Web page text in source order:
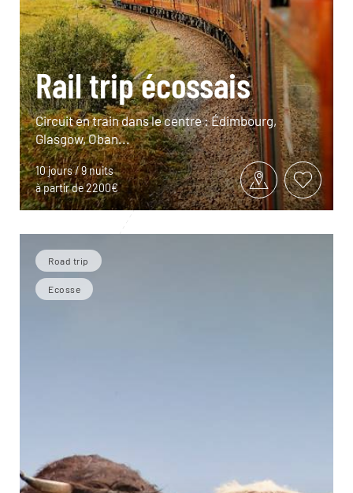
Rail trip écossais
Circuit en train dans le centre : Édimbourg,
Glasgow, Oban...
10 jours / 9 nuits
à partir de 2200€
Road trip
Ecosse